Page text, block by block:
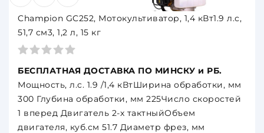
Champion GC252, Мотокультиватор, 1,4 кВт1.9 л.с,
51,7 см3, 1,2 л, 15 кг
БЕСПЛАТНАЯ ДОСТАВКА ПО МИНСКУ и РБ.
Мощность, л.c. 1.9 /1,4 кВтШирина обработки, мм
300 Глубина обработки, мм 225Число скоростей
1 вперед Двигатель 2-х тактныйОбъем
двигателя, куб.см 51.7 Диаметр фрез, мм